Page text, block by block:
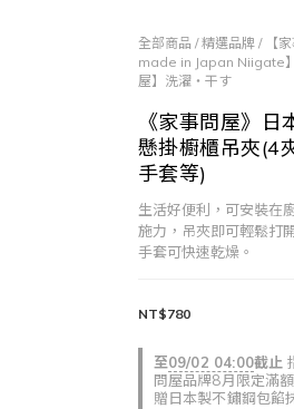
全部商品 /精選品牌/
【
made in Japan Niigate】
屋】洗濯・干す
《家事問屋》
懸掛櫥櫃吊夾(4
手套等)
生活好便利，可安裝在
施力，吊夾即可輕鬆打
手套可快速乾燥。
至09/02 04:00截止
問屋品牌8月限定滿
贈日本製不鏽鋼包餡
NT$780